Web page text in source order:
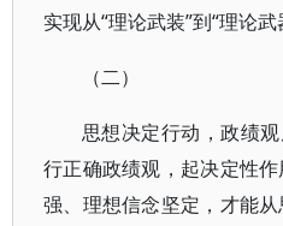
实现从“理论武装”到“理论武
（二）
思想决定行动，政绩
行正确政绩观，起决定性
强、理想信念坚定，才能